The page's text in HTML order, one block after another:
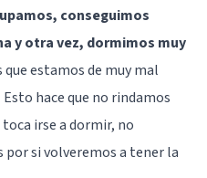
conseguimos
y otra vez, dormimos muy
estamos de muy mal
hace que no rindamos
irse a dormir, no
si volveremos a tener la